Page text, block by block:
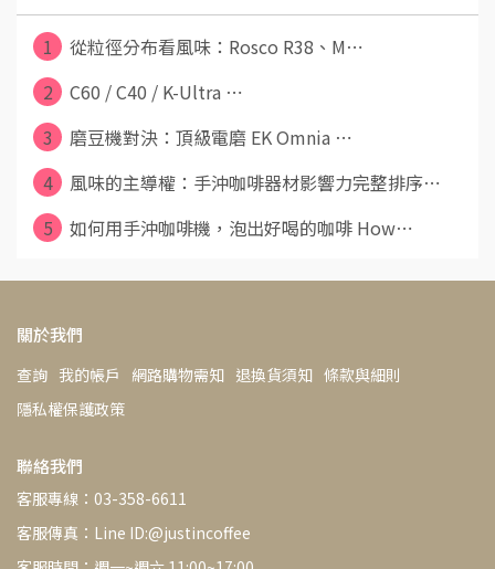
1
從粒徑分布看風味：Rosco R38、M⋯
2
C60 / C40 / K-Ultra ⋯
3
磨豆機對決：頂級電磨 EK Omnia ⋯
4
風味的主導權：手沖咖啡器材影響力完整排序⋯
5
如何用手沖咖啡機，泡出好喝的咖啡 How⋯
關於我們
查詢 我的帳戶 網路購物需知 退換貨須知 條款與細則
隱私權保護政策
聯絡我們
客服專線：03-358-6611
客服傳真：Line ID:@justincoffee